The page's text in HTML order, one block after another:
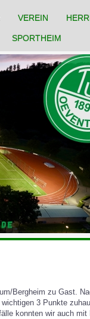
VEREIN
SPORTHEIM
Bergheim zu Gast.
3 Punkte
konnten wir auch mit